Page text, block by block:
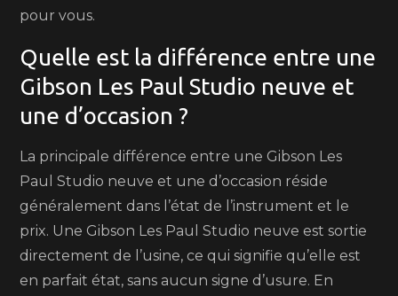
pour vous.
Quelle est la différence entre une
Gibson Les Paul Studio neuve et
une d’occasion ?
La principale différence entre une Gibson Les
Paul Studio neuve et une d’occasion réside
généralement dans l’état de l’instrument et le
prix. Une Gibson Les Paul Studio neuve est sortie
directement de l’usine, ce qui signifie qu’elle est
en parfait état, sans aucun signe d’usure. En